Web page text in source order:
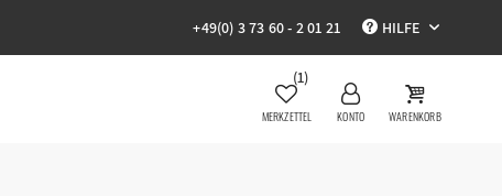
+49(0) 3 73 60 - 2 01 21 HILFE
MERKZETTEL
(1)
KONTO WARENKORB